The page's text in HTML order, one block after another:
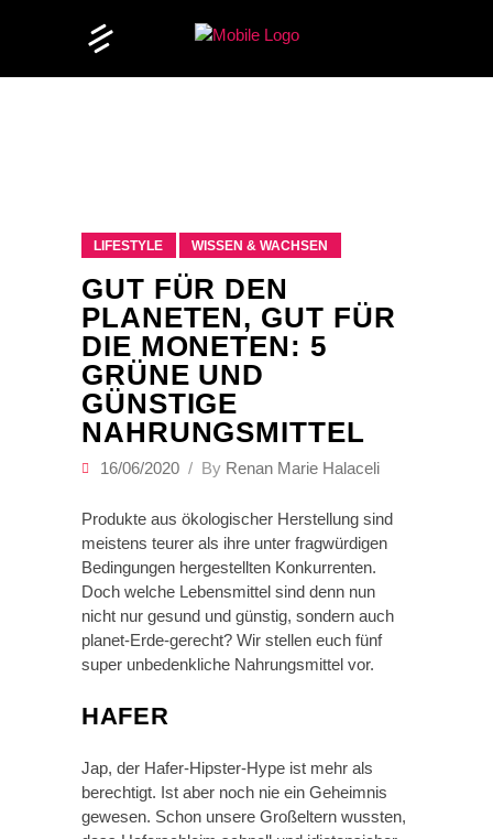
LIFESTYLE WISSEN & WACHSEN
GUT FÜR DEN
PLANETEN, GUT FÜR
DIE MONETEN: 5
GRÜNE UND
GÜNSTIGE
NAHRUNGSMITTEL
16/06/2020 By Renan Marie Halaceli
Produkte aus ökologischer Herstellung sind
meistens teurer als ihre unter fragwürdigen
Bedingungen hergestellten Konkurrenten.
Doch welche Lebensmittel sind denn nun
nicht nur gesund und günstig, sondern auch
planet-Erde-gerecht? Wir stellen euch fünf
super unbedenkliche Nahrungsmittel vor.
HAFER
Jap, der Hafer-Hipster-Hype ist mehr als
berechtigt. Ist aber noch nie ein Geheimnis
gewesen. Schon unsere Großeltern wussten,